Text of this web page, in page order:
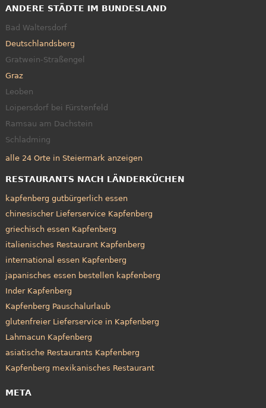
ANDERE STÄDTE IM BUNDESLAND
Bad Waltersdorf
Deutschlandsberg
Gratwein-Straßengel
Graz
Leoben
Loipersdorf bei Fürstenfeld
Ramsau am Dachstein
Schladming
alle 24 Orte in Steiermark anzeigen
RESTAURANTS NACH LÄNDERKÜCHEN
kapfenberg gutbürgerlich essen
chinesischer Lieferservice Kapfenberg
griechisch essen Kapfenberg
italienisches Restaurant Kapfenberg
international essen Kapfenberg
japanisches essen bestellen kapfenberg
Inder Kapfenberg
Kapfenberg Pauschalurlaub
glutenfreier Lieferservice in Kapfenberg
Lahmacun Kapfenberg
asiatische Restaurants Kapfenberg
Kapfenberg mexikanisches Restaurant
META